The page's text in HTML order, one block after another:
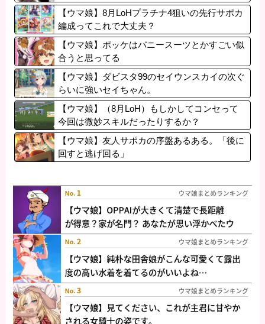
【ウマ娘】8月LoHプラチナ4狙いの先行サポカ
編成ってこれで大丈夫？
【ウマ娘】ポッケはバニースーツとかすごい似
合うと思ってる
【ウマ娘】ダビスタ99のセイウンスカイの次ぐ
らいに強いセイちゃん。
【ウマ娘】（8月LoH）もしかしてコンセって
今回は微妙スキルだったりするか？
【ウマ娘】友人サポカの序盤あるある。「後に
回すと逃げ回る」